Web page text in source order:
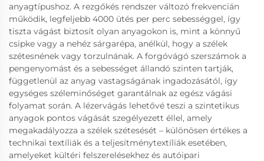
anyagtípushoz. A rezgőkés rendszer változó frekvencián
működik, legfeljebb 4000 ütés per perc sebességgel, így
tiszta vágást biztosít olyan anyagokon is, mint a könnyű
csipke vagy a nehéz sárgarépa, anélkül, hogy a szélek
szétesnének vagy torzulnának. A forgóvágó szerszámok a
pengenyomást és a sebességet állandó szinten tartják,
függetlenül az anyag vastagságának ingadozásától, így
egységes széleminőséget garantálnak az egész vágási
folyamat során. A lézervágás lehetővé teszi a szintetikus
anyagok pontos vágását szegélyezett éllel, amely
megakadályozza a szélek szétesését – különösen értékes a
technikai textíliák és a teljesítménytextíliák esetében,
amelyeket kültéri felszerelésekhez és autóipari